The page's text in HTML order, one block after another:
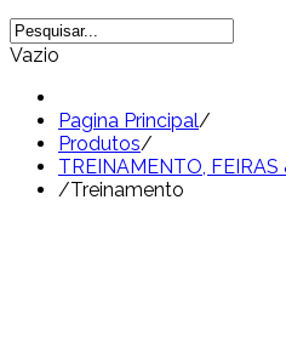
Vazio
Pagina Principal/
Produtos/
TREINAMENTO, FEIRAS
/Treinamento